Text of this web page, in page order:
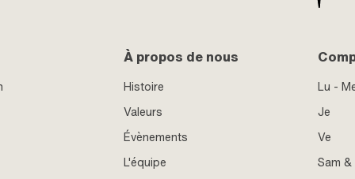
À propos de nous
Histoire
Valeurs
Évènements
L'équipe
Lu -
Je
Ve
Sam